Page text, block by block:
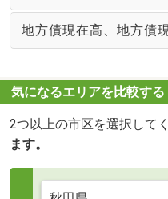
地方債現在高、地方債
気になるエリアを比較する
2つ以上の市区を選択して
ます。